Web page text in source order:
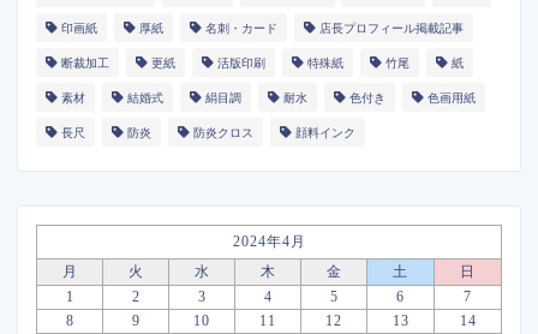
印画紙 厚紙 名刺・カード 店長プロフィール掲載記事
断裁加工 更紙 活版印刷 特殊紙 竹尾 紙
素材 結婚式 絹目調 耐水 色付き 色画用紙
長尺 防炎 防炎クロス 顔料インク
2024年4月
月
火 水 木 金 土
日
1
2 3 4 5 6
7
8
9 10 11 12 13
14